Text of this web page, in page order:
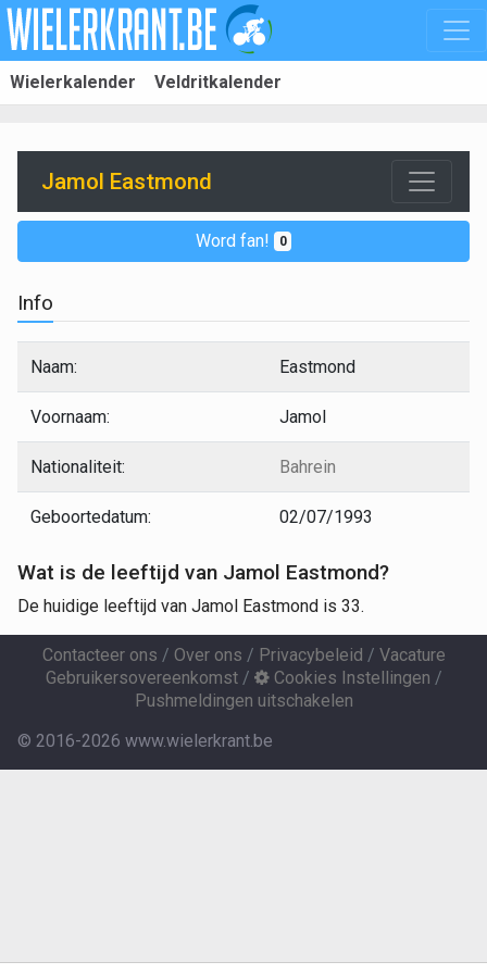
Wielerkalender Veldritkalender
Jamol Eastmond
Word fan! 0
Info
Naam: Eastmond
Voornaam: Jamol
Nationaliteit: Bahrein
Geboortedatum: 02/07/1993
Wat is de leeftijd van Jamol Eastmond?
De huidige leeftijd van Jamol Eastmond is 33.
Contacteer ons / Over ons / Privacybeleid / Vacature
Gebruikersovereenkomst/ Cookies Instellingen /
Pushmeldingen uitschakelen
© 2016-2026 www.wielerkrant.be